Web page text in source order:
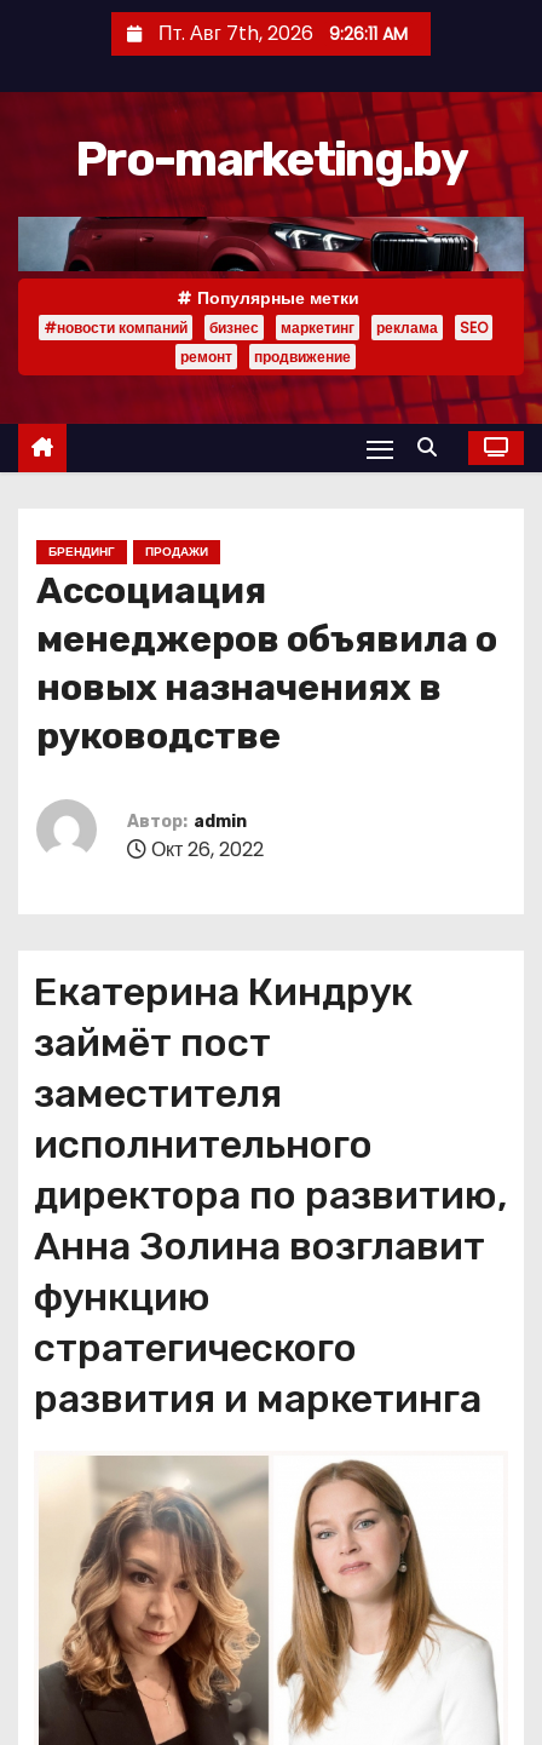
р
Пт. Авг 7th, 2026 9:26:12 AM
Pro-marketing.by
Популярные метки
#новости компаний бизнес маркетинг реклама
SEO
ремонт
продвижение
БРЕНДИНГ ПРОДАЖИ
Ассоциация
менеджеров объявила о
новых назначениях в
руководстве
Автор: admin
Окт 26, 2022
Екатерина Киндрук
займёт пост
заместителя
исполнительного
директора по развитию,
Анна Золина возглавит
функцию
стратегического
развития и маркетинга